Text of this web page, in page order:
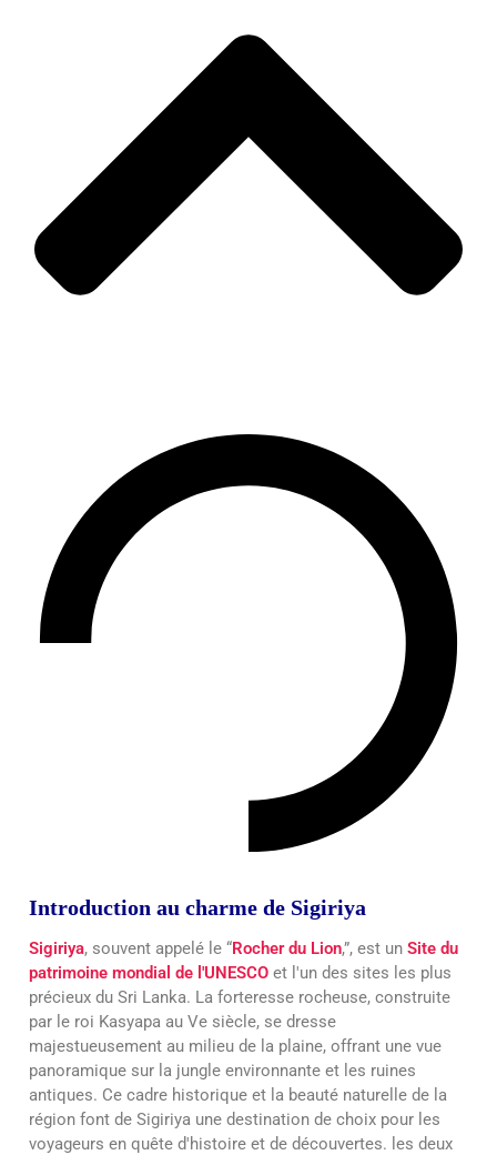
Introduction au charme de Sigiriya
Sigiriya, souvent appelé le “Rocher du Lion,”, est un Site du
patrimoine mondial de l'UNESCO et l'un des sites les plus
précieux du Sri Lanka. La forteresse rocheuse, construite
par le roi Kasyapa au Ve siècle, se dresse
majestueusement au milieu de la plaine, offrant une vue
panoramique sur la jungle environnante et les ruines
antiques. Ce cadre historique et la beauté naturelle de la
région font de Sigiriya une destination de choix pour les
voyageurs en quête d'histoire et de découvertes. les deux